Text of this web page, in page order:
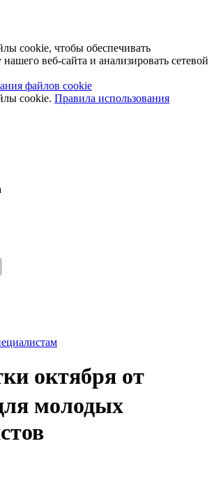
cookie, чтобы обеспечивать
веб-сайта и анализировать сетевой
файлов cookie
cookie. Правила использования
октября от
молодых